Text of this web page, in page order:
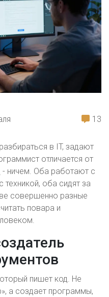
13
в IT, задают
отличается от
- ничем. Оба работают с
оба сидят за
совершенно разные
повара и
пишет код. Не
а создает программы,